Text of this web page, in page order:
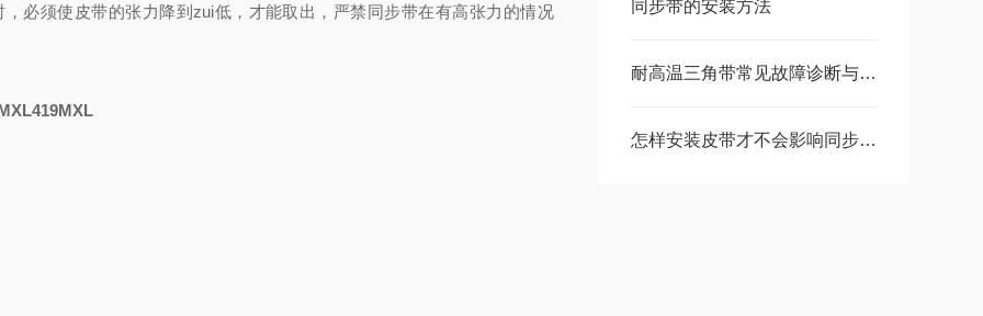
同步带的安装方法
耐高温三角带常见故障诊断与快速修复方法
怎样安装皮带才不会影响同步带的使用寿命
，必须使皮带的张力降到zui低，才能取出，严禁同步带在有高张力的情况